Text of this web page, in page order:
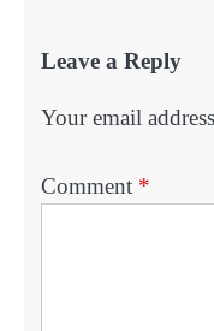
Leave a Reply
Your email
Comment *